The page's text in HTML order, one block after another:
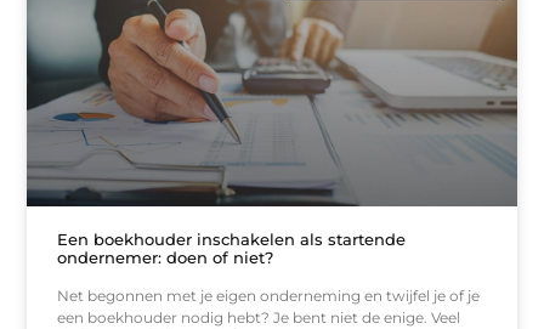
Een boekhouder inschakelen als startende
ondernemer: doen of niet?
Net begonnen met je eigen onderneming en twijfel je of je
een boekhouder nodig hebt? Je bent niet de enige. Veel